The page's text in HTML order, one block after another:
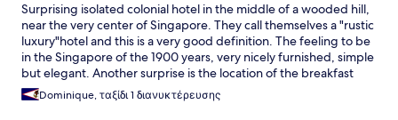
Surprising isolated colonial hotel in the middle of a wooded hill,
near the very center of Singapore. They call themselves a "rustic
luxury"hotel and this is a very good definition. The feeling to be
in the Singapore of the 1900 years, very nicely furnished, simple
but elegant. Another surprise is the location of the breakfast
place, quite a distance of the hotel in another colonial villa, with
very delicate food. A quiet, beautiful, simple, elegant place
Dominique, ταξίδι 1 διανυκτέρευσης